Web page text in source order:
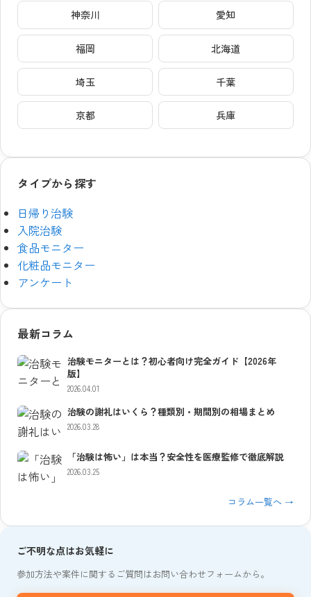
神奈川 愛知
福岡 北海道
埼玉 千葉
京都 兵庫
タイプから探す
日帰り治験
入院治験
食品モニター
化粧品モニター
アンケート
最新コラム
治験モニターとは？初心者向け完全ガイド【2026年
版】
2026.04.01
治験の謝礼はいくら？種類別・期間別の相場まとめ
2026.03.28
「治験は怖い」は本当？安全性を医療監修で徹底解説
2026.03.25
コラム一覧へ →
ご不明な点はお気軽に
参加方法や案件に関するご質問はお問い合わせフォームから。